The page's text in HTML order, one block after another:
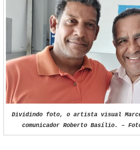
Dividindo foto, o artista visual
comunicador Roberto Basílio. –